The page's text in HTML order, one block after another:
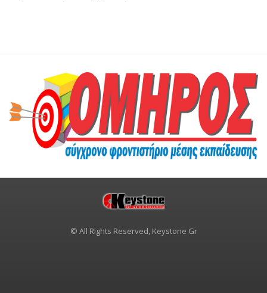
© All Rights Reserved, Keystone Gr